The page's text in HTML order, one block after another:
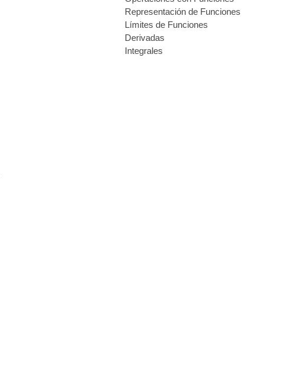
Representación de Funciones
Límites de Funciones
Derivadas
Integrales